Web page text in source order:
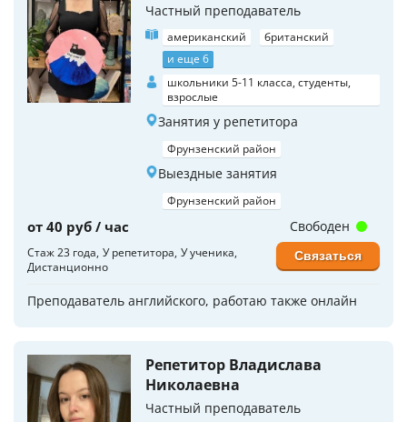
Частный преподаватель
американский
британский
и еще 6
школьники 5-11 класса, студенты,
взрослые
Занятия у репетитора
Фрунзенский район
Выездные занятия
Фрунзенский район
от 40 руб / час
Стаж 23 года У репетитора У ученика
Дистанционно
Преподаватель английского, работаю также онлайн
Свободен
Связаться
Репетитор Владислава
Николаевна
Частный преподаватель